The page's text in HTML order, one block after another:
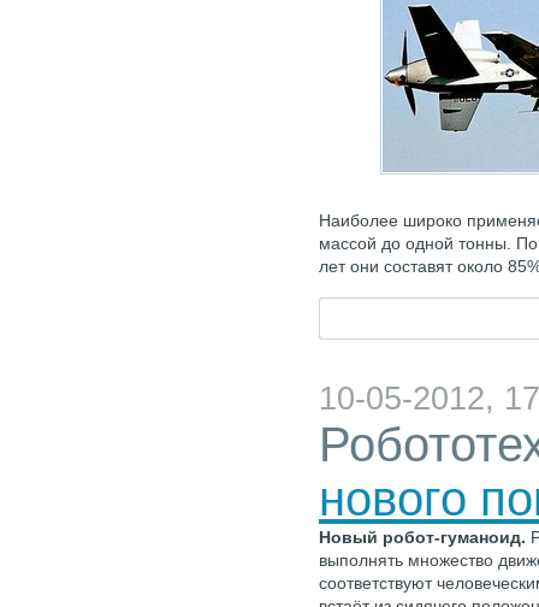
Наиболее широко
массой до одной тонны.
лет они составят около
10-05-2012,
нового
Новый робот-гуманоид.
выполнять множество
соответствуют